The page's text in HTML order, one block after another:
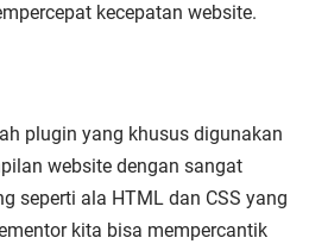
kecepatan website.
plugin yang khusus digunakan
website dengan sangat
seperti ala HTML dan CSS yang
kita bisa mempercantik